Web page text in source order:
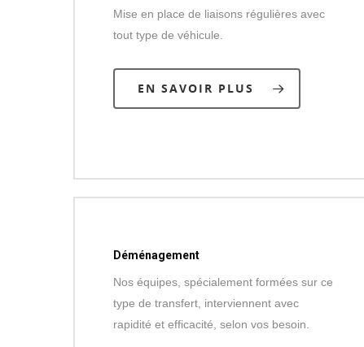
Mise en place de liaisons régulières avec
tout type de véhicule.
EN SAVOIR PLUS
Déménagement
Nos équipes, spécialement formées sur ce
type de transfert, interviennent avec
rapidité et efficacité, selon vos besoin.